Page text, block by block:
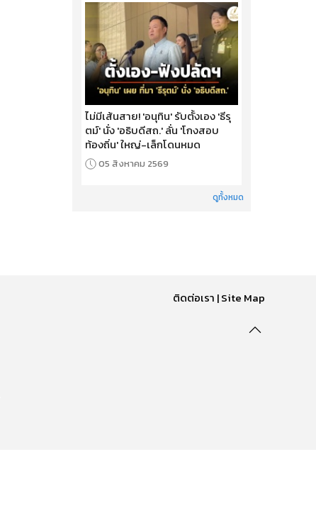
ไม่มีเส้นสาย! 'อนุทิน' รับตั้งเอง 'ธีรุ
ตม์' นั่ง 'อธิบดีสถ.' ลั่น 'โกงสอบ
ท้องถิ่น' ใหญ่-เล็กโดนหมด
05 สิงหาคม 2569
ดูทั้งหมด
ติดต่อเรา |Site Map